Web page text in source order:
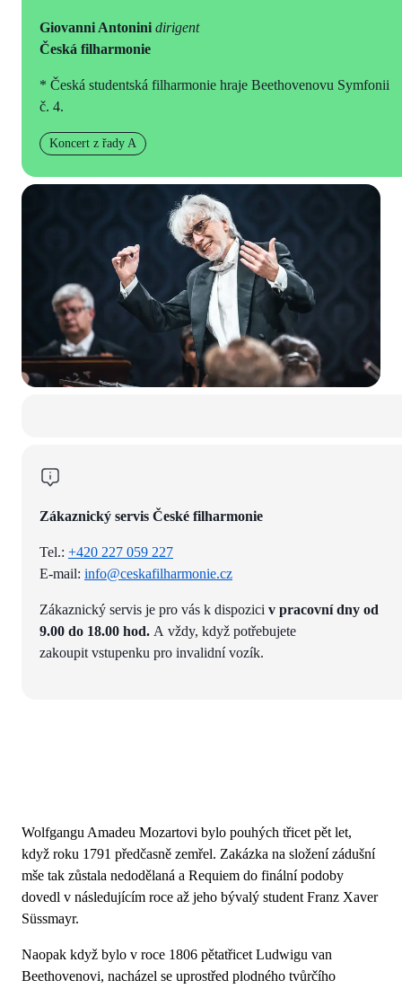
Giovanni Antonini dirigent
Česká filharmonie
* Česká studentská filharmonie hraje Beethovenovu Symfonii
č. 4.
Koncert z řady A
Zákaznický servis České filharmonie
Tel.: +420 227 059 227
E-mail: info@ceskafilharmonie.cz
Zákaznický servis je pro vás k dispozici v pracovní dny od
9.00 do 18.00 hod. A vždy, když potřebujete
zakoupit vstupenku pro invalidní vozík.
Wolfgangu Amadeu Mozartovi bylo pouhých třicet pět let,
když roku 1791 předčasně zemřel. Zakázka na složení zádušní
mše tak zůstala nedodělaná a Requiem do finální podoby
dovedl v následujícím roce až jeho bývalý student Franz Xaver
Süssmayr.
Naopak když bylo v roce 1806 pětatřicet Ludwigu van
Beethovenovi, nacházel se uprostřed plodného tvůrčího